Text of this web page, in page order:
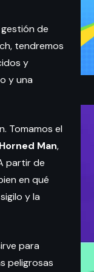
de
tendremos
y
y una
Tomamos el
Man,
partir de
en qué
y la
para
peligrosas